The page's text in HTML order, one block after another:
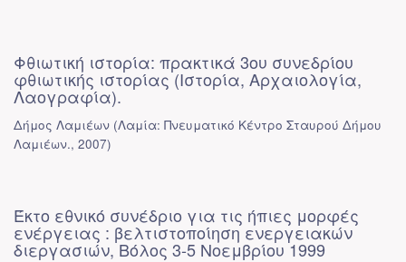
Φθιωτική ιστορία: πρακτικά 3ου συνεδρίου
φθιωτικής ιστορίας (Ιστορία, Αρχαιολογία,
Λαογραφία).
Δήμος Λαμιέων (Λαμία: Πνευματικό Κέντρο Σταυρού Δήμου
Λαμιέων., 2007)
Έκτο εθνικό συνέδριο για τις ήπιες μορφές
ενέργειας : βελτιστοποίηση ενεργειακών
διεργασιών, Βόλος 3-5 Νοεμβρίου 1999